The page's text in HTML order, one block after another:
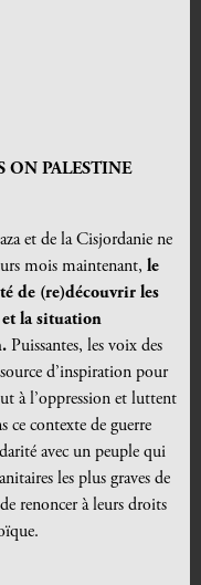
ON PALESTINE
et de la Cisjordanie ne
mois maintenant, le
de (re)découvrir les
la situation
Puissantes, les voix des
d’inspiration pour
à l’oppression et luttent
ce contexte de guerre
avec un peuple qui
les plus graves de
renoncer à leurs droits
.